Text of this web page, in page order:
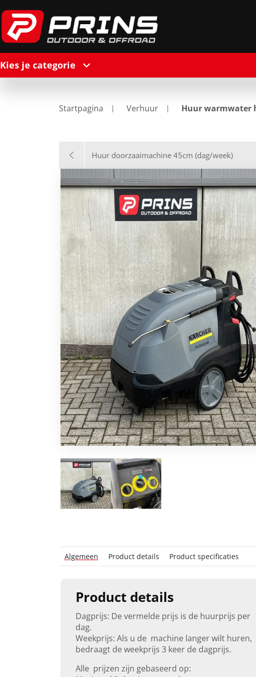
Kies je categorie
Startpagina Verhuur Huur warmwater
Huur doorzaaimachine 45cm (dag/week)
Product details
Dagprijs: De vermelde prijs is de huurprijs per
dag.
Weekprijs: Als u de machine langer wilt huren,
bedraagt de weekprijs 3 keer de dagprijs.
Alle prijzen zijn gebaseerd op:
Algemeen Product details Product specificaties